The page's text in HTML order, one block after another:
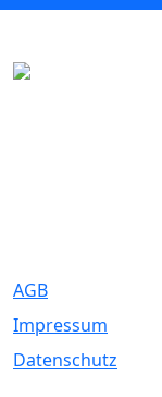
AGB
Impressum
Datenschutz